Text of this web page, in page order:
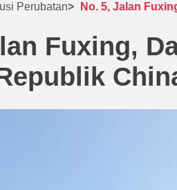
Perubatan No. 5, Jalan
Fuxing,